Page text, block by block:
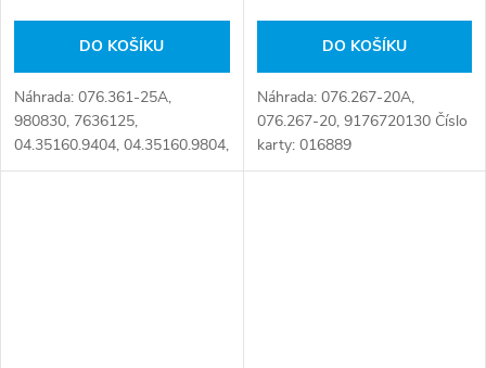
DO KOŠÍKU
Náhrada: 076.361-25A,
980830, 7636125,
04.35160.9404, 04.35160.9804,
07636125A, 076.361-25,
DO KOŠÍKU
Náhrada: 076.267-20A,
076.267-20, 9176720130 Číslo
karty: 016889